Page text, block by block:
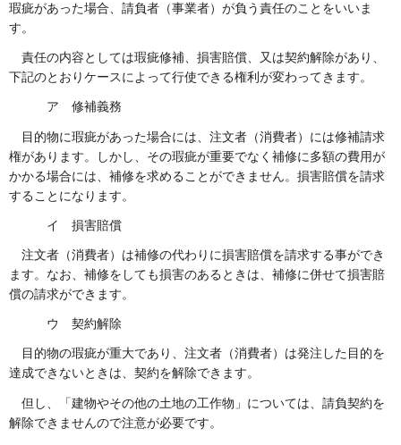
瑕疵があった場合、請負者（事業者）が負う責任のことをいいま
す。
責任の内容としては瑕疵修補、損害賠償、又は契約解除があり、
下記のとおりケースによって行使できる権利が変わってきます。
ア 修補義務
目的物に瑕疵があった場合には、注文者（消費者）には修補請求
権があります。しかし、その瑕疵が重要でなく補修に多額の費用が
かかる場合には、補修を求めることができません。損害賠償を請求
することになります。
イ 損害賠償
注文者（消費者）は補修の代わりに損害賠償を請求する事ができ
ます。なお、補修をしても損害のあるときは、補修に併せて損害賠
償の請求ができます。
ウ 契約解除
目的物の瑕疵が重大であり、注文者（消費者）は発注した目的を
達成できないときは、契約を解除できます。
但し、「建物やその他の土地の工作物」については、請負契約を
解除できませんので注意が必要です。